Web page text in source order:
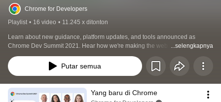
Chrome for Developers
Playlist • 16 video • 11.245 x ditonton
Learn about new guidance, platform updates, and tools announced as
Chrome Dev Summit 2021. Hear how we're making the web more private
and how developers are making the most of the web's advanced capabilities.
...selengkapnya
Putar semua
Yang baru di Chrome